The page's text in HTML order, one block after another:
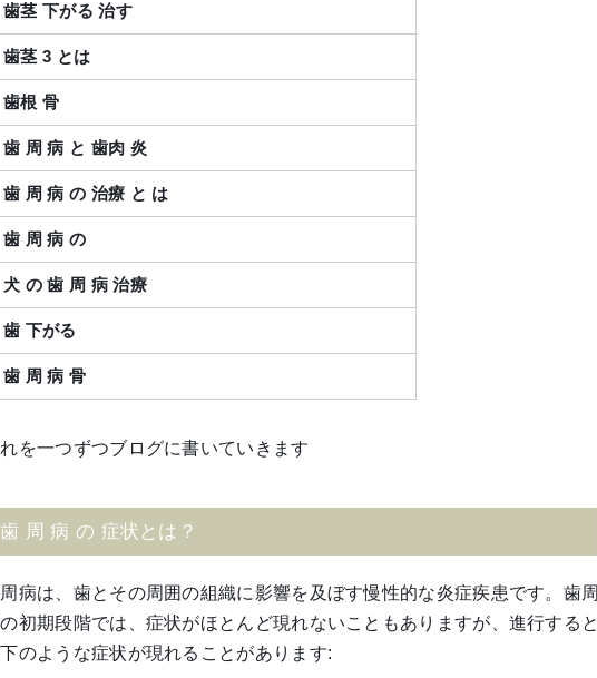
歯茎 下がる 治す
歯茎 3 とは
歯根 骨
歯 周 病 と 歯肉 炎
歯 周 病 の 治療 と は
歯 周 病 の
犬 の 歯 周 病 治療
歯 下がる
歯 周 病 骨
を一つずつブログに書いていきます
歯 周 病 の 症状とは？
病は、歯とその周囲の組織に影響を及ぼす慢性的な炎症疾患です。歯周
初期段階では、症状がほとんど現れないこともありますが、進行すると
下のような症状が現れることがあります: